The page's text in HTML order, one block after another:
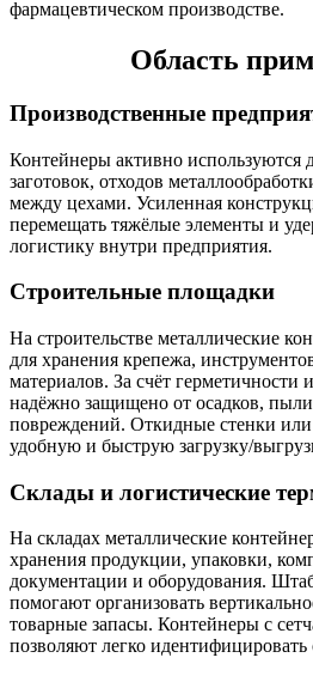
фармацевтическом производстве.
Область
Производственные
Контейнеры активно используются
заготовок, отходов
между цехами. Усиленная
перемещать тяжёлые элементы и
логистику внутри предприятия.
Строительные площадки
На строительстве металлические
для хранения крепежа,
материалов. За счёт
надёжно защищено от осадков,
повреждений. Откидные стенки
удобную и быструю загрузку/
Склады и логистические
На складах металлические
хранения продукции, упаковки,
документации и оборудования.
помогают организовать
товарные запасы. Контейнеры с
позволяют легко